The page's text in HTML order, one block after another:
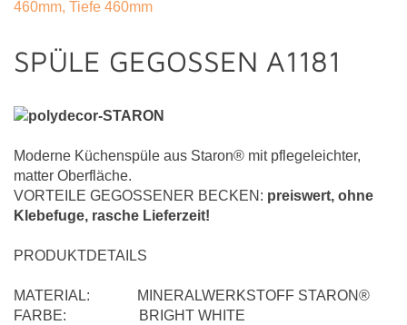
SPÜLE GEGOSSEN A1181
Moderne Küchenspüle aus Staron® mit pflegeleichter,
matter Oberfläche.
VORTEILE GEGOSSENER BECKEN: preiswert, ohne
Klebefuge, rasche Lieferzeit!
PRODUKTDETAILS
MATERIAL: MINERALWERKSTOFF STARON®
FARBE: BRIGHT WHITE